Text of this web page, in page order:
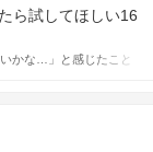
介していきます。
とお困りの男性もいら
回は、男性から女性へ
介します。例文も混じ
ださい。
ら試してほしい16
かな…」と感じたこと
まさに楽しいことを探し